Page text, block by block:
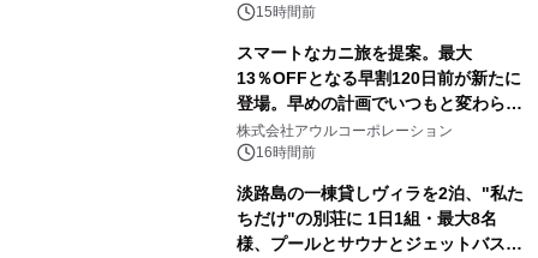
15時間前
スマートなカニ旅を提案。最大
13％OFFとなる早割120日前が新たに
登場。早めの計画でいつもと変わらぬ
大人の冬旅を。ー夕日ヶ浦温泉「佳松
苑 別邸ふうか」ー
株式会社アウルコーポレーション
16時間前
淡路島の一棟貸しヴィラを2泊、"私た
ちだけ"の別荘に 1日1組・最大8名
様、プールとサウナとジェットバス付